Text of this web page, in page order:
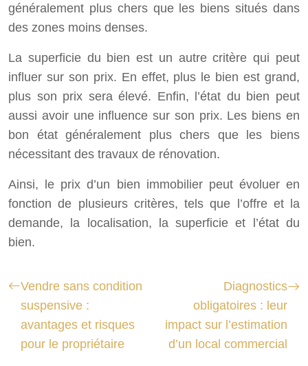
généralement plus chers que les biens situés dans
des zones moins denses.
La superficie du bien est un autre critère qui peut
influer sur son prix. En effet, plus le bien est grand,
plus son prix sera élevé. Enfin, l’état du bien peut
aussi avoir une influence sur son prix. Les biens en
bon état généralement plus chers que les biens
nécessitant des travaux de rénovation.
Ainsi, le prix d’un bien immobilier peut évoluer en
fonction de plusieurs critères, tels que l’offre et la
demande, la localisation, la superficie et l’état du
bien.
Vendre sans condition
suspensive :
avantages et risques
pour le propriétaire
Diagnostics
obligatoires : leur
impact sur l’estimation
d’un local commercial